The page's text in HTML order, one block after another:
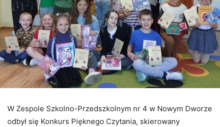
W Zespole Szkolno-Przedszkolnym nr 4 w Nowym Dworze
odbył się Konkurs Pięknego Czytania, skierowany